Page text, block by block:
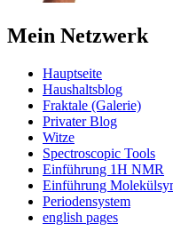
Mein Netzwerk
Hauptseite
Haushaltsblog
Fraktale (Galerie)
Privater Blog
Witze
Spectroscopic Tools
Einführung 1H NMR
Einführung
Periodensystem
english pages